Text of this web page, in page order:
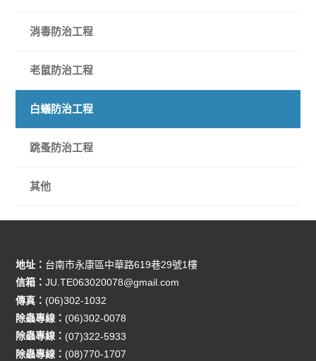
消毒防治工程
老鼠防治工程
白蟻防治工程
跳蚤防治工程
其他
地址： 台南市永康區中華路619巷29號1樓
信箱：JU.TE063020078@gmail.com
傳真： (06)302-1032
除蟲專線： (06)302-0078
除蟲專線： (07)322-5933
除蟲專線： (08)770-1707